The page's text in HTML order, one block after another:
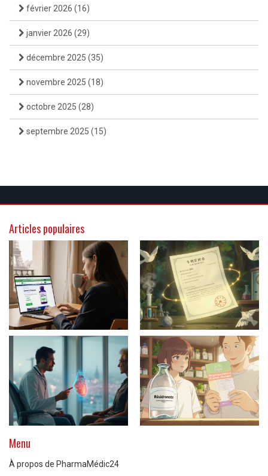
février 2026 (16)
janvier 2026 (29)
décembre 2025 (35)
novembre 2025 (18)
octobre 2025 (28)
septembre 2025 (15)
Articles populaires
Menu
À propos de PharmaMédic24